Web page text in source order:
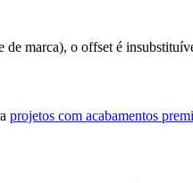
de marca), o offset é
projetos com acabamentos